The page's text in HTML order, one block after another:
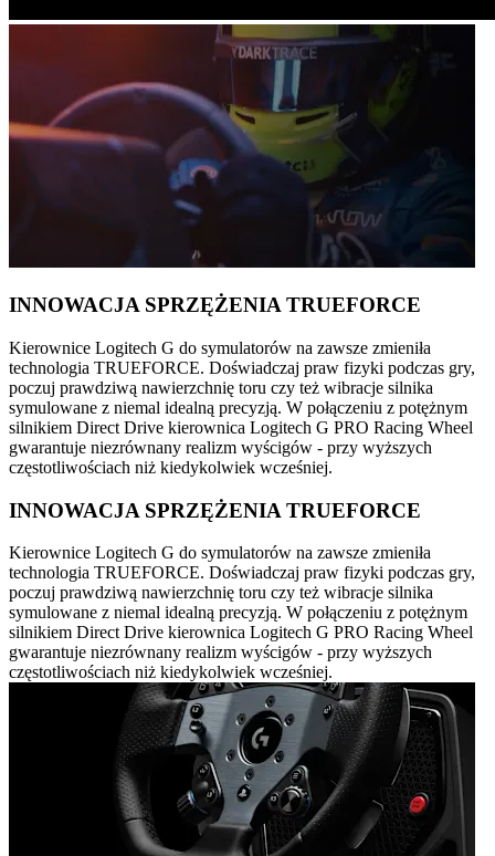
INNOWACJA SPRZĘŻENIA TRUEFORCE
Kierownice Logitech G do symulatorów na zawsze zmieniła
technologia TRUEFORCE. Doświadczaj praw fizyki podczas gry,
poczuj prawdziwą nawierzchnię toru czy też wibracje silnika
symulowane z niemal idealną precyzją. W połączeniu z potężnym
silnikiem Direct Drive kierownica Logitech G PRO Racing Wheel
gwarantuje niezrównany realizm wyścigów - przy wyższych
częstotliwościach niż kiedykolwiek wcześniej.
INNOWACJA SPRZĘŻENIA TRUEFORCE
Kierownice Logitech G do symulatorów na zawsze zmieniła
technologia TRUEFORCE. Doświadczaj praw fizyki podczas gry,
poczuj prawdziwą nawierzchnię toru czy też wibracje silnika
symulowane z niemal idealną precyzją. W połączeniu z potężnym
silnikiem Direct Drive kierownica Logitech G PRO Racing Wheel
gwarantuje niezrównany realizm wyścigów - przy wyższych
częstotliwościach niż kiedykolwiek wcześniej.